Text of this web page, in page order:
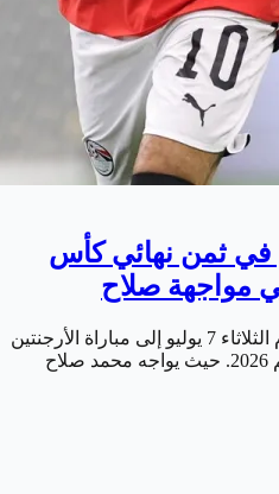
في ثمن نهائي كأس
تتجه أنظار الجماهير العربية اليوم الثلاثاء 7 يوليو إلى مباراة الأرجنتين
ومصر في ثمن نهائي كأس العالم 2026. حيث يواجه محمد صلاح